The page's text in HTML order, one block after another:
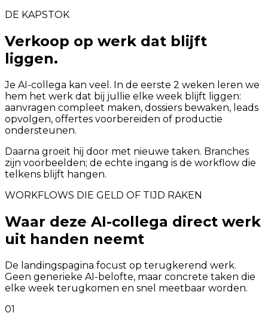
DE KAPSTOK
Verkoop op werk dat blijft
liggen.
Je AI-collega kan veel. In de eerste 2 weken leren we
hem het werk dat bij jullie elke week blijft liggen:
aanvragen compleet maken, dossiers bewaken, leads
opvolgen, offertes voorbereiden of productie
ondersteunen.
Daarna groeit hij door met nieuwe taken. Branches
zijn voorbeelden; de echte ingang is de workflow die
telkens blijft hangen.
WORKFLOWS DIE GELD OF TIJD RAKEN
Waar deze AI-collega direct werk
uit handen neemt
De landingspagina focust op terugkerend werk.
Geen generieke AI-belofte, maar concrete taken die
elke week terugkomen en snel meetbaar worden.
01